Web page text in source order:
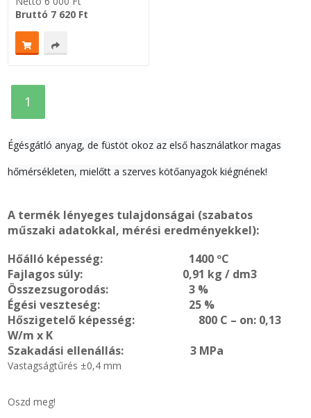
Bruttó 7 620 Ft
1
Égésgátló anyag, de füstöt okoz az első használatkor magas
hőmérsékleten, mielőtt a szerves kötőanyagok kiégnének!
A termék lényeges tulajdonságai (szabatos
műszaki adatokkal, mérési eredményekkel):
Hőálló képesség: 1400 ºC
Fajlagos súly: 0,91 kg / dm3
Összezsugorodás: 3 %
Égési veszteség: 25 %
Hőszigetelő képesség: 800 C – on: 0,13
W/m x K
Szakadási ellenállás: 3 MPa
Vastagságtűrés ±0,4 mm
Oszd meg!